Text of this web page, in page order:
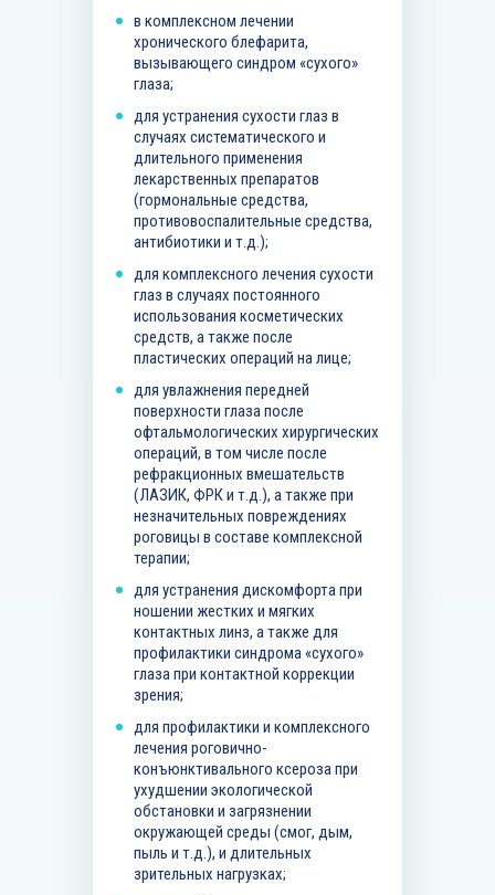
в комплексном лечении
хронического блефарита,
вызывающего синдром «сухого»
глаза;
для устранения сухости глаз в
случаях систематического и
длительного применения
лекарственных препаратов
(гормональные средства,
противовоспалительные средства,
антибиотики и т.д.);
для комплексного лечения сухости
глаз в случаях постоянного
использования косметических
средств, а также после
пластических операций на лице;
для увлажнения передней
поверхности глаза после
офтальмологических хирургических
операций, в том числе после
рефракционных вмешательств
(ЛАЗИК, ФРК и т.д.), а также при
незначительных повреждениях
роговицы в составе комплексной
терапии;
для устранения дискомфорта при
ношении жестких и мягких
контактных линз, а также для
профилактики синдрома «сухого»
глаза при контактной коррекции
зрения;
для профилактики и комплексного
лечения роговично-
конъюнктивального ксероза при
ухудшении экологической
обстановки и загрязнении
окружающей среды (смог, дым,
пыль и т.д.), и длительных
зрительных нагрузках;